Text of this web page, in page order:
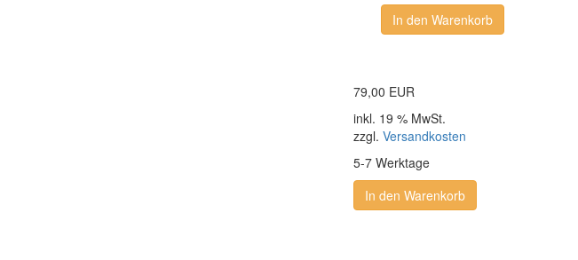
In den Warenkorb
79,00 EUR
inkl. 19 % MwSt.
zzgl. Versandkosten
5-7 Werktage
In den Warenkorb